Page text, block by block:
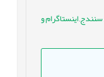
,اینستاگرام و